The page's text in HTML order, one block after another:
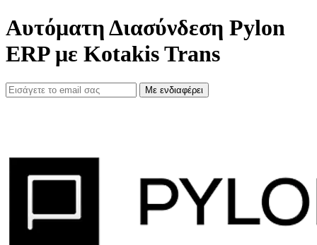
Αυτόματη Διασύνδεση Pylon
ERP με Kotakis Trans
Με ενδιαφέρει